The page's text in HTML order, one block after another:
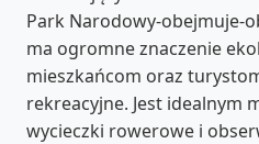
Park Narodowy-obejmuje-
ma ogromne znaczenie
mieszkańcom oraz
rekreacyjne. Jest idealnym
wycieczki rowerowe i